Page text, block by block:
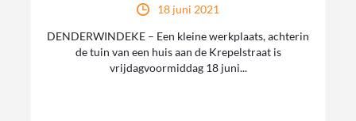
18 juni 2021
DENDERWINDEKE – Een kleine werkplaats, achterin
de tuin van een huis aan de Krepelstraat is
vrijdagvoormiddag 18 juni...